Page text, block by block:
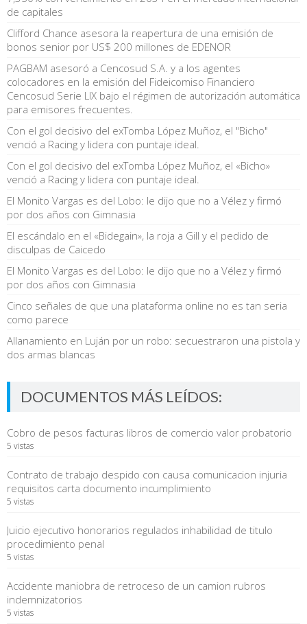
de capitales
Clifford Chance asesora la reapertura de una emisión de
bonos senior por US$ 200 millones de EDENOR
PAGBAM asesoró a Cencosud S.A. y a los agentes
colocadores en la emisión del Fideicomiso Financiero
Cencosud Serie LIX bajo el régimen de autorización automática
para emisores frecuentes.
Con el gol decisivo del exTomba López Muñoz, el "Bicho"
venció a Racing y lidera con puntaje ideal.
Con el gol decisivo del exTomba López Muñoz, el «Bicho»
venció a Racing y lidera con puntaje ideal.
El Monito Vargas es del Lobo: le dijo que no a Vélez y firmó
por dos años con Gimnasia
El escándalo en el «Bidegain», la roja a Gill y el pedido de
disculpas de Caicedo
El Monito Vargas es del Lobo: le dijo que no a Vélez y firmó
por dos años con Gimnasia
Cinco señales de que una plataforma online no es tan seria
como parece
Allanamiento en Luján por un robo: secuestraron una pistola y
dos armas blancas
DOCUMENTOS MÁS LEÍDOS:
Cobro de pesos facturas libros de comercio valor probatorio
5 vistas
Contrato de trabajo despido con causa comunicacion injuria
requisitos carta documento incumplimiento
5 vistas
Juicio ejecutivo honorarios regulados inhabilidad de titulo
procedimiento penal
5 vistas
Accidente maniobra de retroceso de un camion rubros
indemnizatorios
5 vistas